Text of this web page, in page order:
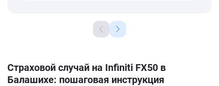
Страховой случай на Infiniti FX50 в
Балашихе: пошаговая инструкция